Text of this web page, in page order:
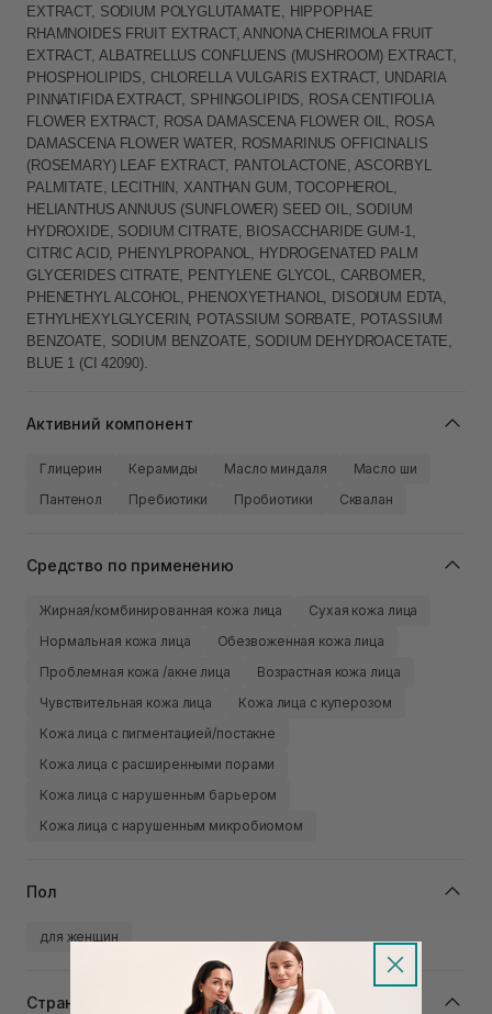
EXTRACT, SODIUM POLYGLUTAMATE, HIPPOPHAE
RHAMNOIDES FRUIT EXTRACT, ANNONA CHERIMOLA FRUIT
EXTRACT, ALBATRELLUS CONFLUENS (MUSHROOM) EXTRACT,
PHOSPHOLIPIDS, CHLORELLA VULGARIS EXTRACT, UNDARIA
PINNATIFIDA EXTRACT, SPHINGOLIPIDS, ROSA CENTIFOLIA
FLOWER EXTRACT, ROSA DAMASCENA FLOWER OIL, ROSA
DAMASCENA FLOWER WATER, ROSMARINUS OFFICINALIS
(ROSEMARY) LEAF EXTRACT, PANTOLACTONE, ASCORBYL
PALMITATE, LECITHIN, XANTHAN GUM, TOCOPHEROL,
HELIANTHUS ANNUUS (SUNFLOWER) SEED OIL, SODIUM
HYDROXIDE, SODIUM CITRATE, BIOSACCHARIDE GUM-1,
CITRIC ACID, PHENYLPROPANOL, HYDROGENATED PALM
GLYCERIDES CITRATE, PENTYLENE GLYCOL, CARBOMER,
PHENETHYL ALCOHOL, PHENOXYETHANOL, DISODIUM EDTA,
ETHYLHEXYLGLYCERIN, POTASSIUM SORBATE, POTASSIUM
BENZOATE, SODIUM BENZOATE, SODIUM DEHYDROACETATE,
BLUE 1 (CI 42090).
Активний компонент
Глицерин Керамиды Масло миндаля
Масло ши
Пантенол
Пребиотики Пробиотики Сквалан
Средство по применению
Жирная/комбинированная кожа лица
Сухая кожа лица
Нормальная кожа лица
Обезвоженная кожа лица
Проблемная кожа /акне лица
Возрастная кожа лица
Чувствительная кожа лица
Кожа лица с куперозом
Кожа лица с пигментацией/постакне
Кожа лица с расширенными порами
Кожа лица с нарушенным барьером
Кожа лица с нарушенным микробиомом
Пол
для женщин
Страна